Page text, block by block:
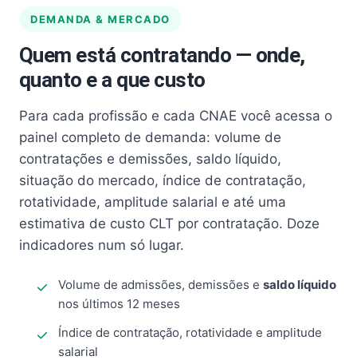
DEMANDA & MERCADO
Quem está contratando — onde,
quanto e a que custo
Para cada profissão e cada CNAE você acessa o
painel completo de demanda: volume de
contratações e demissões, saldo líquido,
situação do mercado, índice de contratação,
rotatividade, amplitude salarial e até uma
estimativa de custo CLT por contratação. Doze
indicadores num só lugar.
Volume de admissões, demissões e saldo líquido
nos últimos 12 meses
Índice de contratação, rotatividade e amplitude
salarial